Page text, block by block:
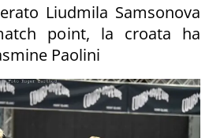
Liudmila Samsonova
point, la croata ha
Paolini